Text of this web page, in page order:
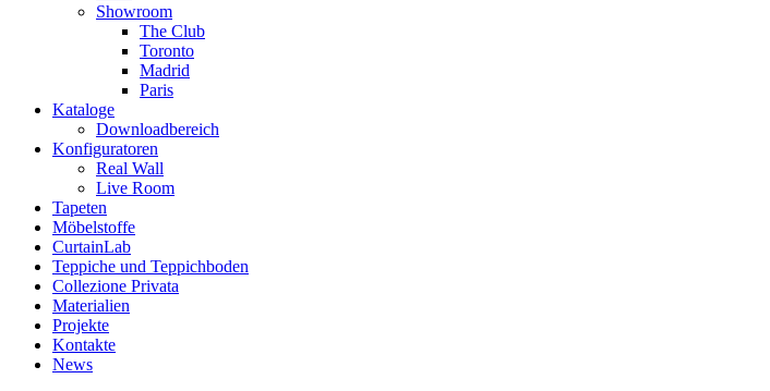
Showroom
The Club
Toronto
Madrid
Paris
Kataloge
Downloadbereich
Konfiguratoren
Real Wall
Live Room
Tapeten
Möbelstoffe
CurtainLab
Teppiche und Teppichboden
Collezione Privata
Materialien
Projekte
Kontakte
News